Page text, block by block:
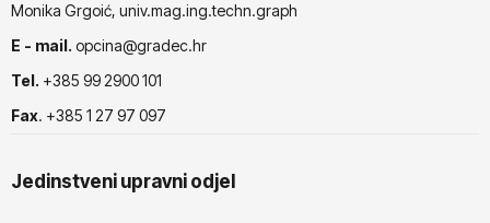
Monika Grgoić, univ.mag.ing.techn.graph
E - mail. opcina@gradec.hr
Tel. +385 99 2900 101
Fax. +385 1 27 97 097
Jedinstveni upravni odjel